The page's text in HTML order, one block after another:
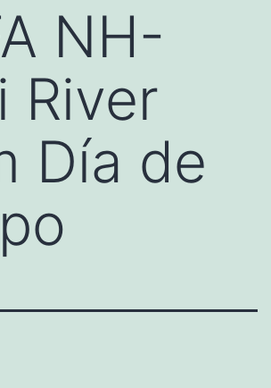
NH-
River
Día de